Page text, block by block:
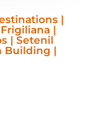
|
|
| Setenil
Building |